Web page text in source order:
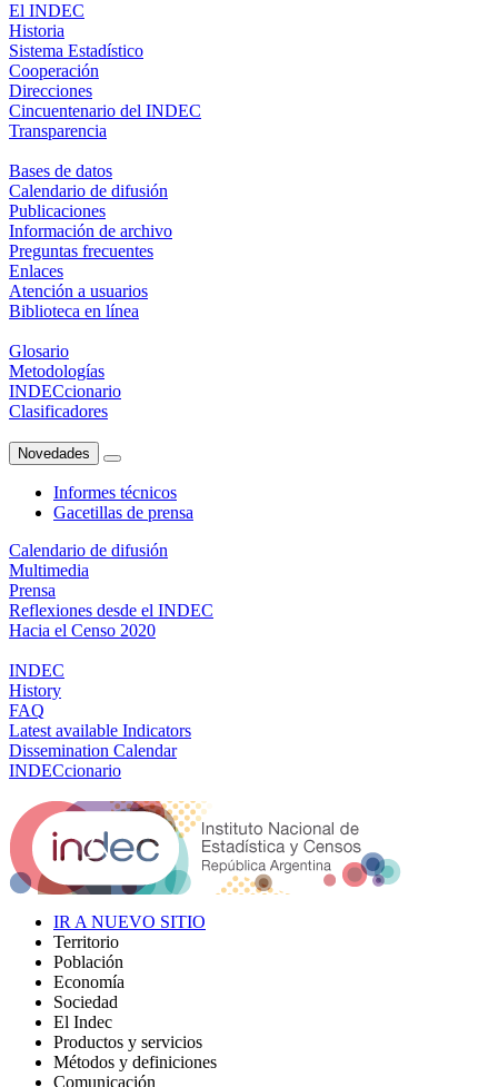
El INDEC
Historia
Sistema Estadístico
Cooperación
Direcciones
Cincuentenario del INDEC
Transparencia
Bases de datos
Calendario de difusión
Publicaciones
Información de archivo
Preguntas frecuentes
Enlaces
Atención a usuarios
Biblioteca en línea
Glosario
Metodologías
INDECcionario
Clasificadores
Novedades
Informes técnicos
Gacetillas de prensa
Calendario de difusión
Multimedia
Prensa
Reflexiones desde el INDEC
Hacia el Censo 2020
INDEC
History
FAQ
Latest available Indicators
Dissemination Calendar
INDECcionario
IR A NUEVO SITIO
Territorio
Población
Economía
Sociedad
El Indec
Productos y servicios
Métodos y definiciones
Comunicación